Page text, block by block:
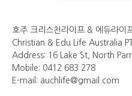
호주 크리스천라이프 & 에듀라이
Christian & Edu Life Australia
Address: 16 Lake St, North
Mobile: 0412 683 278
E-mail: auchlife@gmail.com